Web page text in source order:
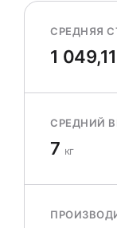
СРЕДНЯЯ
1
СРЕДНИЙ
7 кг